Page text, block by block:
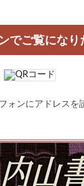
でご覧になり
ォンにアドレスを